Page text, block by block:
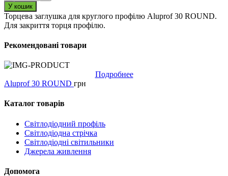
У кошик
Торцева заглушка для круглого профілю Aluprof 30 ROUND.
Для закриття торця профілю.
Рекомендовані товари
Подробнее
Aluprof 30 ROUND грн
Каталог товарів
Світлодіодний профіль
Світлодіодна стрічка
Світлодіодні світильники
Джерела живлення
Допомога